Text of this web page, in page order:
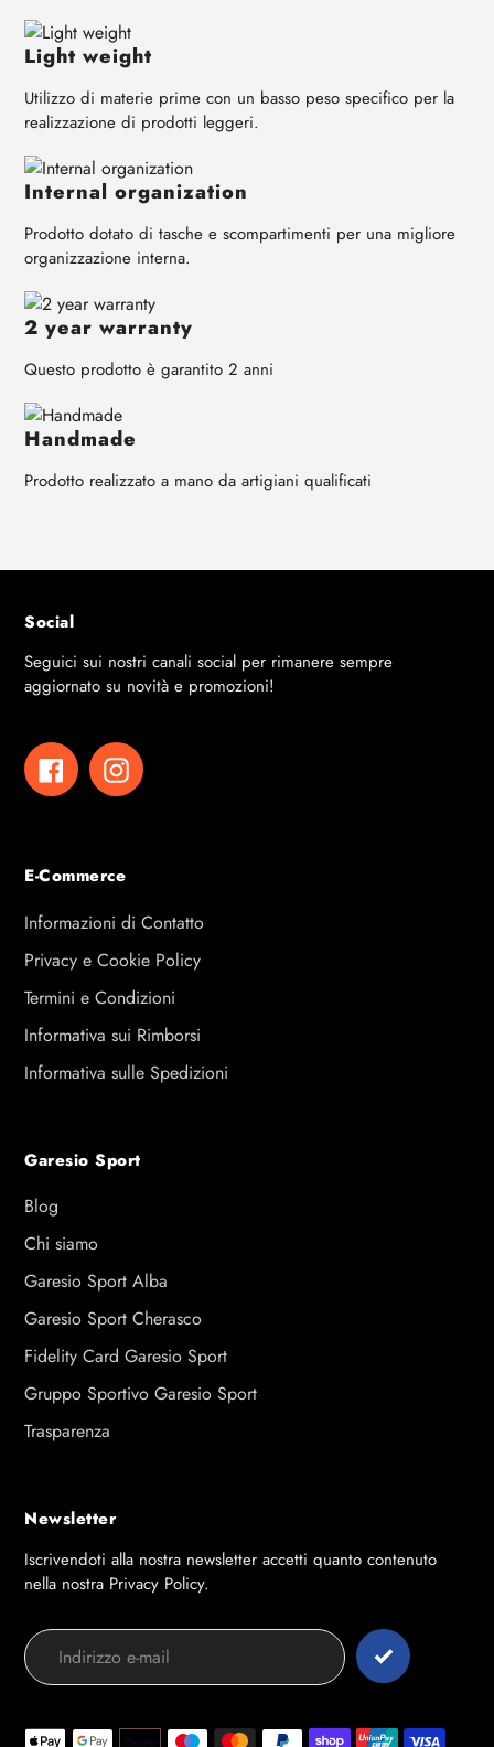
Light weight
Utilizzo di materie prime con un basso peso specifico per la
realizzazione di prodotti leggeri.
Internal organization
Prodotto dotato di tasche e scompartimenti per una migliore
organizzazione interna.
2 year warranty
Questo prodotto è garantito 2 anni
Handmade
Prodotto realizzato a mano da artigiani qualificati
Social
Seguici sui nostri canali social per rimanere sempre
aggiornato su novità e promozioni!
FacebookInstagram
E-Commerce
Informazioni di Contatto
Privacy e Cookie Policy
Termini e Condizioni
Informativa sui Rimborsi
Informativa sulle Spedizioni
Garesio Sport
Blog
Chi siamo
Garesio Sport Alba
Garesio Sport Cherasco
Fidelity Card Garesio Sport
Gruppo Sportivo Garesio Sport
Trasparenza
Newsletter
Iscrivendoti alla nostra newsletter accetti quanto contenuto
nella nostra Privacy Policy.
Modalità